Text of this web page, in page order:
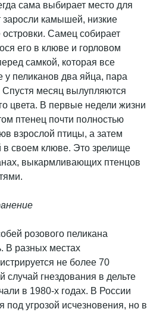
сама выбирает место для
заросли камышей, низкие
Самец собирает
его в клюве и горловом
самкой, которая все
у пеликанов два яйца, пара
Спустя месяц вылупляются
цвета. В первые недели жизни
птенец почти полностью
взрослой птицы, а затем
в своем клюве. Это зрелище
выкармливающих птенцов
розового пеликана
В разных местах
не более 70
случай гнездования в дельте
в 1980-х годах. В России
под угрозой исчезновения, но в